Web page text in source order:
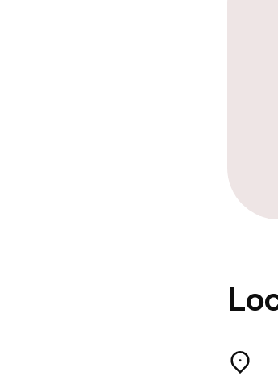
Eet-
Eet-